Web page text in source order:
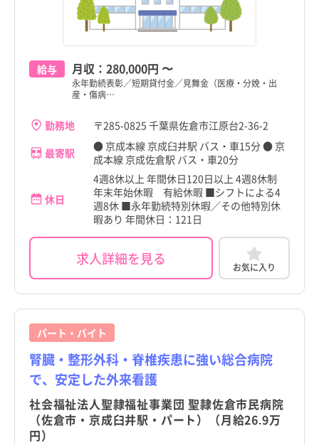
給与 月収： 280,000円 〜
永年勤続表彰／短期貸付金／見舞金（医療・分娩・出
産・傷病…
勤務地
〒285-0825 千葉県佐倉市江原台2-36-2
最寄駅
● 京成本線 京成臼井駅 バス・車15分 ● 京
成本線 京成佐倉駅 バス・車20分
休日
4週8休以上 年間休日120日以上 4週8休制
年末年始休暇 有給休暇 ■シフトによる4
週8休 ■永年勤続特別休暇／その他特別休
暇あり 年間休日：121日
求人詳細を見る お気に入り
パート・バイト
腎臓・整形外科・脊椎疾患に強い総合病院
で、安定した外来看護
社会福祉法人聖隷福祉事業団 聖隷佐倉市民病院
（佐倉市・京成臼井駅・パート）（月給26.9万
円）